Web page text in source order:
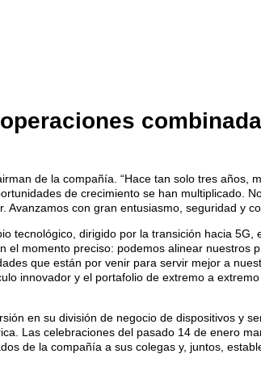
de la compañía. “Hace tan solo tres
de crecimiento se han multiplicado.
con gran entusiasmo, seguridad y
tecnológico, dirigido por la transición hacia
el momento preciso: podemos alinear nuestros
que están por venir para servir mejor a
innovador y el portafolio de extremo a
en su división de negocio de dispositivos y
Las celebraciones del pasado 14 de enero
de la compañía a sus colegas y, juntos,